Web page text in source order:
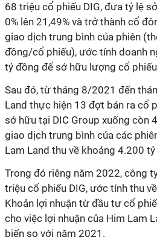
68 triệu cổ phiếu DIG, đưa tỷ lệ
0% lên 21,49% và trở thành cổ
giao dịch trung bình của phiên
đồng/cổ phiếu), ước tính doanh
tỷ đồng để sở hữu lượng cổ
Sau đó, từ tháng 8/2021 đến
Land thực hiện 13 đợt bán ra cổ
sở hữu tại DIC Group xuống còn
giao dịch trung bình của các
Lam Land thu về khoảng 4.200
Trong đó riêng năm 2022, công
triệu cổ phiếu DIG, ước tính thu
Khoản lợi nhuận từ đầu tư cổ
cho việc lợi nhuận của Him Lam
biến so với năm 2021.